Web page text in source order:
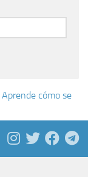
Aprende cómo se